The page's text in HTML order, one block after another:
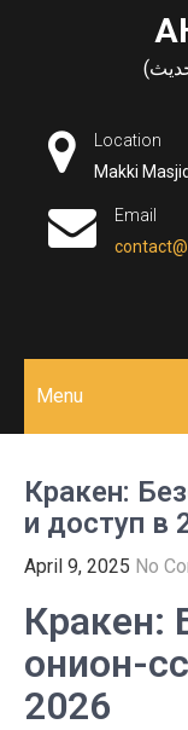
Location
Makki
Email
Menu
Кракен:
и доступ в
April 9, 2025 No
Кракен:
онион-
2026